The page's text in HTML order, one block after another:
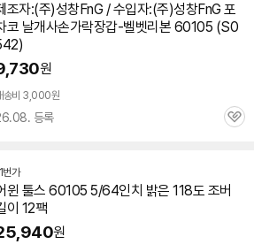
조자:(주)성창FnG / 수입자:(주)성창FnG 포
코 날개사손가락장갑-벨벳리본 60105 (S0
원
송비 3,000원
등록
관
번가
윈 툴스 60105 5/64인치 밝은 118도 조버
이 12팩
원